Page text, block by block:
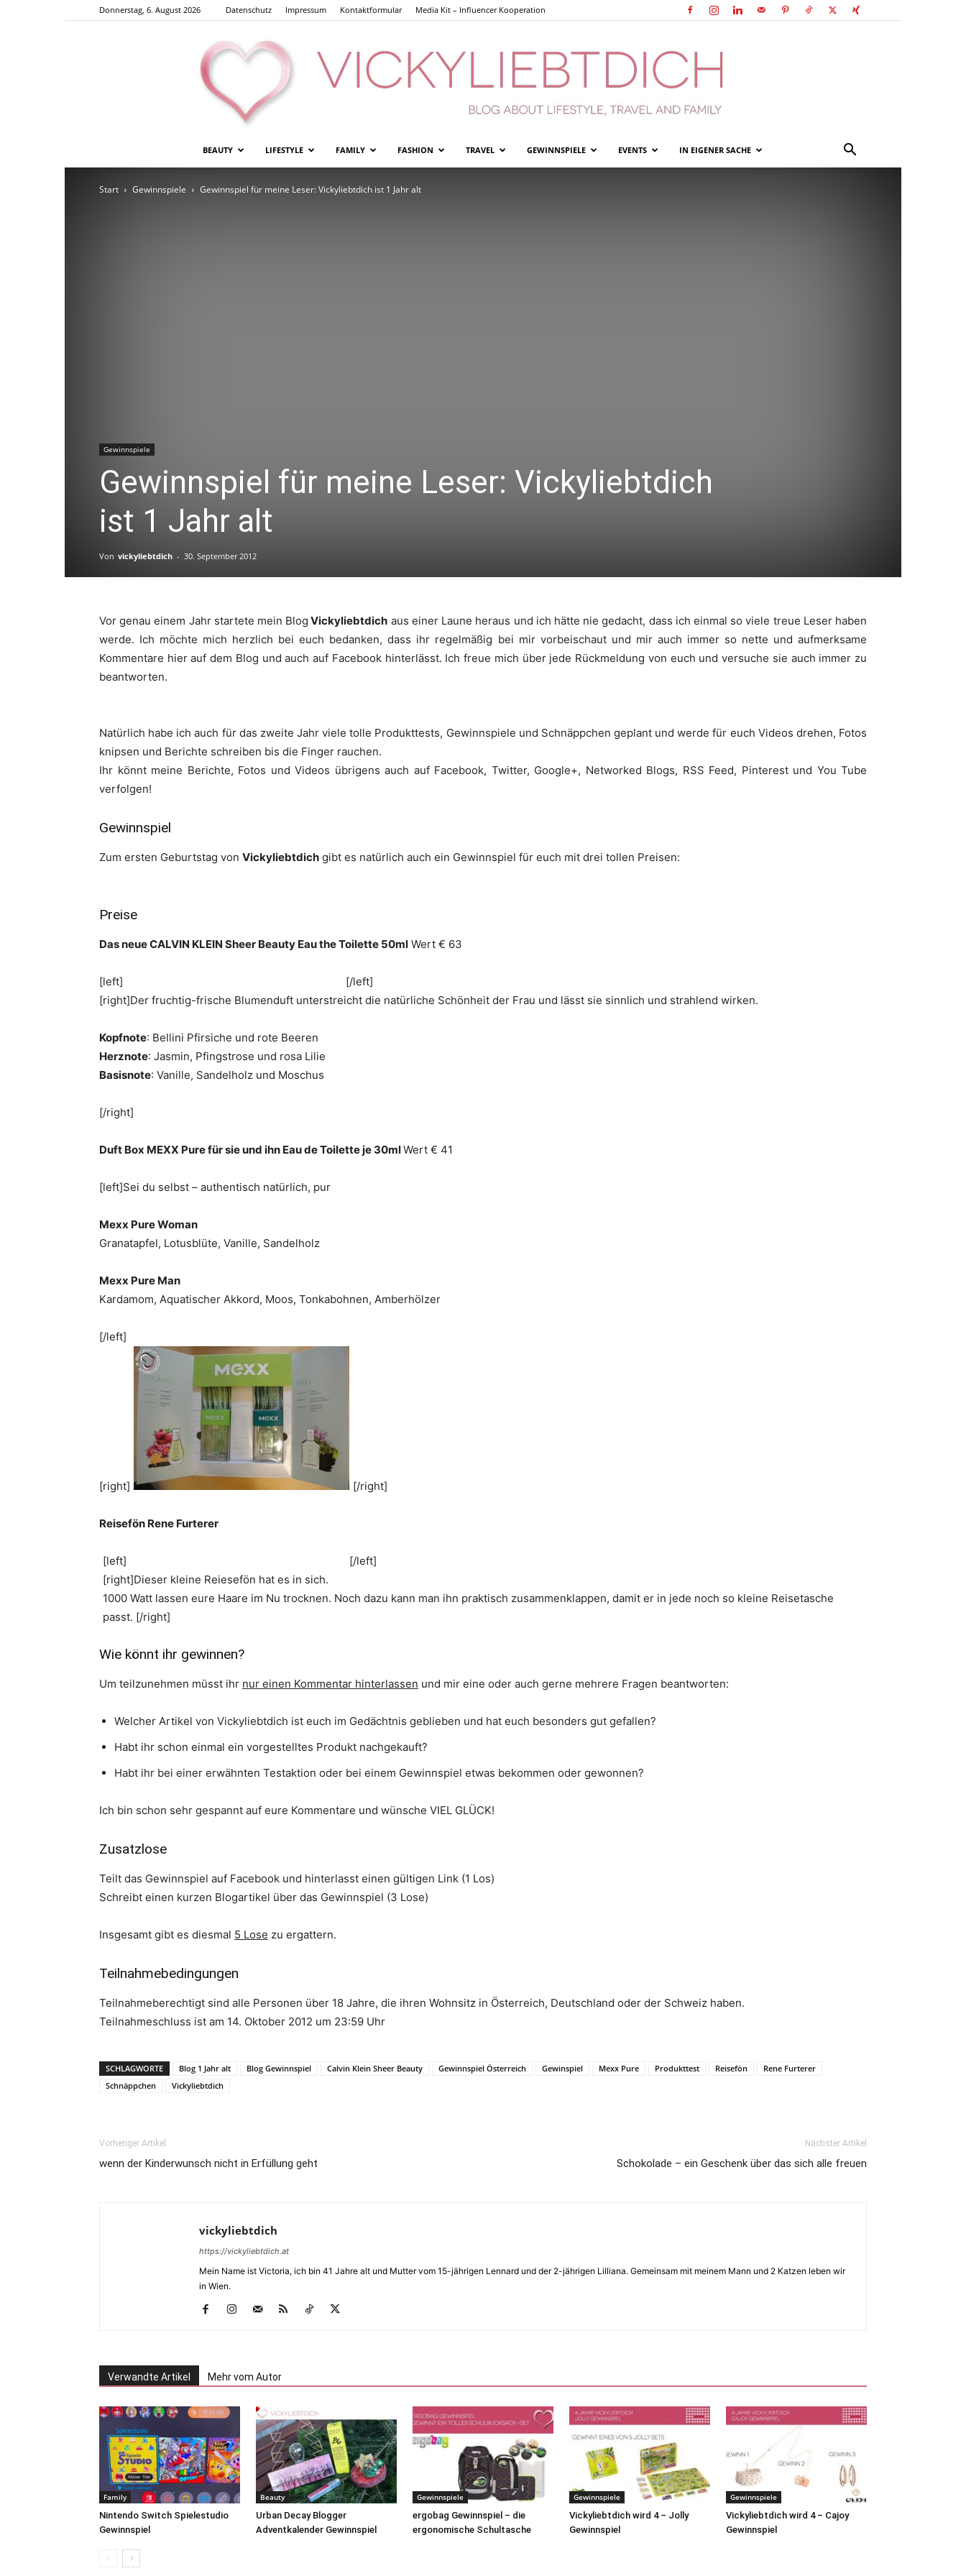
Donnerstag, 6. August 2026 Datenschutz Impressum Kontaktformular Media Kit – Influencer Kooperation
BEAUTY LIFESTYLE FAMILY FASHION TRAVEL GEWINNSPIELE EVENTS IN EIGENER SACHE
Start Gewinnspiele Gewinnspiel für meine Leser: Vickyliebtdich ist 1 Jahr alt
Gewinnspiele
Gewinnspiel für meine Leser: Vickyliebtdich
ist 1 Jahr alt
Von vickyliebtdich - 30. September 2012
Vor genau einem Jahr startete mein Blog Vickyliebtdich aus einer Laune heraus und ich hätte nie gedacht, dass ich einmal so viele treue Leser haben
werde. Ich möchte mich herzlich bei euch bedanken, dass ihr regelmäßig bei mir vorbeischaut und mir auch immer so nette und aufmerksame
Kommentare hier auf dem Blog und auch auf Facebook hinterlässt. Ich freue mich über jede Rückmeldung von euch und versuche sie auch immer zu
beantworten.
Natürlich habe ich auch für das zweite Jahr viele tolle Produkttests, Gewinnspiele und Schnäppchen geplant und werde für euch Videos drehen, Fotos
knipsen und Berichte schreiben bis die Finger rauchen.
Ihr könnt meine Berichte, Fotos und Videos übrigens auch auf Facebook, Twitter, Google+, Networked Blogs, RSS Feed, Pinterest und You Tube
verfolgen!
Gewinnspiel
Zum ersten Geburtstag von Vickyliebtdich gibt es natürlich auch ein Gewinnspiel für euch mit drei tollen Preisen:
Preise
Das neue CALVIN KLEIN Sheer Beauty Eau the Toilette 50ml Wert € 63
[left]
[/left]
[right]Der fruchtig-frische Blumenduft unterstreicht die natürliche Schönheit der Frau und lässt sie sinnlich und strahlend wirken.
Kopfnote: Bellini Pfirsiche und rote Beeren
Herznote: Jasmin, Pfingstrose und rosa Lilie
Basisnote: Vanille, Sandelholz und Moschus
[/right]
Duft Box MEXX Pure für sie und ihn Eau de Toilette je 30mlWert € 41
[left]Sei du selbst – authentisch natürlich, pur
Mexx Pure Woman
Granatapfel, Lotusblüte, Vanille, Sandelholz
Mexx Pure Man
Kardamom, Aquatischer Akkord, Moos, Tonkabohnen, Amberhölzer
[/left]
[right] [/right]
Reisefön Rene Furterer
[left]
[/left]
[right]Dieser kleine Reiesefön hat es in sich.
1000 Watt lassen eure Haare im Nu trocknen. Noch dazu kann man ihn praktisch zusammenklappen, damit er in jede noch so kleine Reisetasche
passt. [/right]
Wie könnt ihr gewinnen?
Um teilzunehmen müsst ihr nur einen Kommentar hinterlassen und mir eine oder auch gerne mehrere Fragen beantworten:
Welcher Artikel von Vickyliebtdich ist euch im Gedächtnis geblieben und hat euch besonders gut gefallen?
Habt ihr schon einmal ein vorgestelltes Produkt nachgekauft?
Habt ihr bei einer erwähnten Testaktion oder bei einem Gewinnspiel etwas bekommen oder gewonnen?
Ich bin schon sehr gespannt auf eure Kommentare und wünsche VIEL GLÜCK!
Zusatzlose
Teilt das Gewinnspiel auf Facebook und hinterlasst einen gültigen Link (1 Los)
Schreibt einen kurzen Blogartikel über das Gewinnspiel (3 Lose)
Insgesamt gibt es diesmal 5 Lose zu ergattern.
Teilnahmebedingungen
Teilnahmeberechtigt sind alle Personen über 18 Jahre, die ihren Wohnsitz in Österreich, Deutschland oder der Schweiz haben.
Teilnahmeschluss ist am 14. Oktober 2012 um 23:59 Uhr
SCHLAGWORTE Blog 1 Jahr alt Blog Gewinnspiel Calvin Klein Sheer Beauty Gewinnspiel Österreich Gewinspiel Mexx Pure Produkttest Reisefön
Rene Furterer
Schnäppchen
Vickyliebtdich
Vorheriger Artikel
wenn der Kinderwunsch nicht in Erfüllung geht
Nächster Artikel
Schokolade – ein Geschenk über das sich alle freuen
vickyliebtdich
https://vickyliebtdich.at
Mein Name ist Victoria, ich bin 41 Jahre alt und Mutter vom 15-jährigen Lennard und der 2-jährigen Lilliana. Gemeinsam mit meinem Mann und 2 Katzen leben wir
in Wien.
Verwandte Artikel Mehr vom Autor
Family
Nintendo Switch Spielestudio
Gewinnspiel
Beauty
Urban Decay Blogger
Adventkalender Gewinnspiel
Gewinnspiele
ergobag Gewinnspiel – die
ergonomische Schultasche
Gewinnspiele
Vickyliebtdich wird 4 – Jolly
Gewinnspiel
Gewinnspiele
Vickyliebtdich wird 4 – Cajoy
Gewinnspiel